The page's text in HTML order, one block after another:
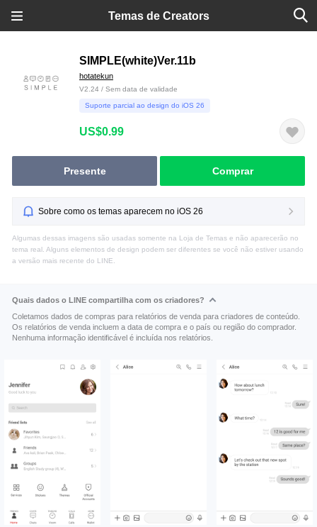
Temas de Creators
SIMPLE(white)Ver.11b
hotatekun
V2.24 / Sem data de validade
Suporte parcial ao design do iOS 26
US$0.99
Presente Comprar
Sobre como os temas aparecem no iOS 26
Algumas dessas imagens são usadas somente na Loja de Temas e não aparecerão no
tema real. Alguns elementos de design podem ser diferentes se você não estiver usando
a versão mais recente do LINE.
Quais dados o LINE compartilha com os criadores?
Coletamos dados de compras para relatórios de venda para criadores de conteúdo.
Os relatórios de venda incluem a data de compra e o país ou região do comprador.
Nenhuma informação identificável é incluída nos relatórios.